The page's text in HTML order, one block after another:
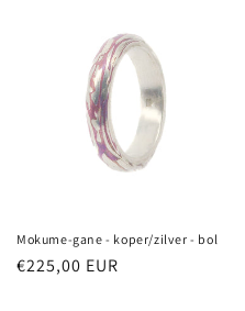
Mokume-gane - koper/zilver - bol
Normale
€225,00 EUR